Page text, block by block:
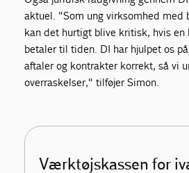
aktuel. "Som ung virksomhed
kan det hurtigt blive kritisk, hvis
betaler til tiden. DI har hjulpet os
aftaler og kontrakter korrekt, så vi
overraskelser," tilføjer Simon.
Værktøjskassen for